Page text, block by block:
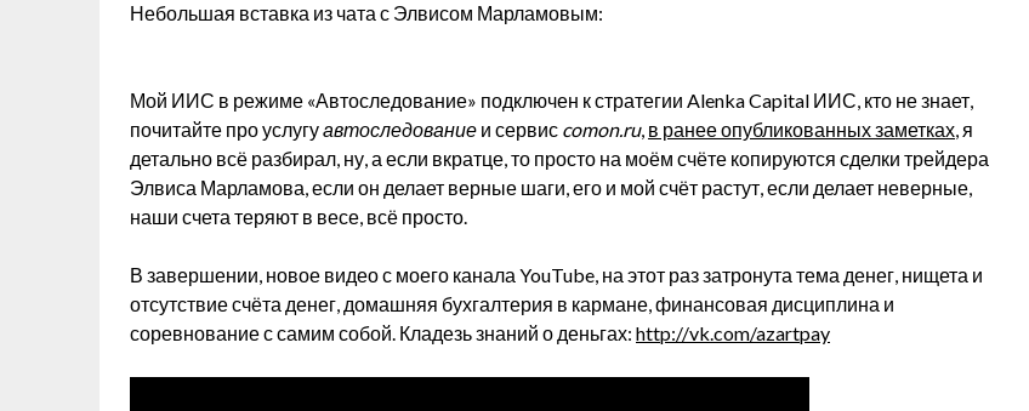
Небольшая вставка из чата с Элвисом Марламовым:
Мой ИИС в режиме «Автоследование» подключен к стратегии Alenka Capital ИИС, кто не знает,
почитайте про услугуавтоследование и сервис comon.ru, в ранее опубликованных заметках, я
детально всё разбирал, ну, а если вкратце, то просто на моём счёте копируются сделки трейдера
Элвиса Марламова, если он делает верные шаги, его и мой счёт растут, если делает неверные,
наши счета теряют в весе, всё просто.
В завершении, новое видео с моего канала YouTube, на этот раз затронута тема денег, нищета и
отсутствие счёта денег, домашняя бухгалтерия в кармане, финансовая дисциплина и
соревнование с самим собой. Кладезь знаний о деньгах: http://vk.com/azartpay